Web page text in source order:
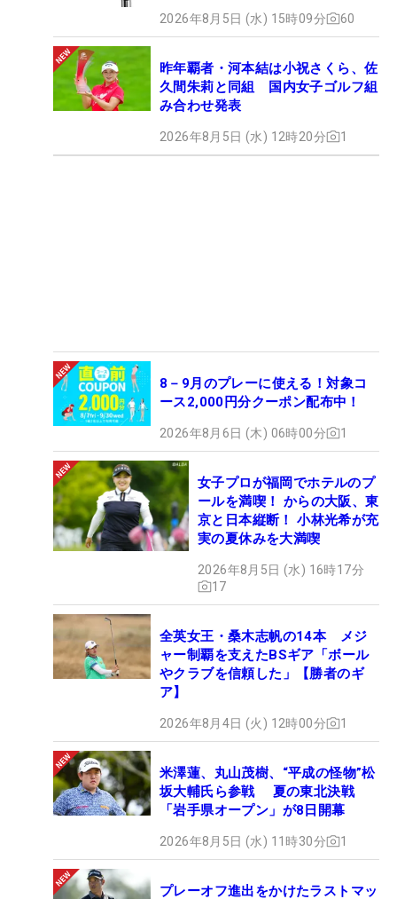
2026年8月5日 (水) 15時09分 60
昨年覇者・河本結は小祝さくら、佐
久間朱莉と同組 国内女子ゴルフ組
み合わせ発表
2026年8月5日 (水) 12時20分 1
8－9月のプレーに使える！対象コ
ース2,000円分クーポン配布中！
2026年8月6日 (木) 06時00分 1
女子プロが福岡でホテルのプ
ールを満喫！ からの大阪、東
京と日本縦断！ 小林光希が充
実の夏休みを大満喫
2026年8月5日 (水) 16時17分
17
全英女王・桑木志帆の14本 メジ
ャー制覇を支えたBSギア「ボール
やクラブを信頼した」【勝者のギ
ア】
2026年8月4日 (火) 12時00分 1
米澤蓮、丸山茂樹、“平成の怪物”松
坂大輔氏ら参戦 夏の東北決戦
「岩手県オープン」が8日開幕
2026年8月5日 (水) 11時30分 1
プレーオフ進出をかけたラストマッ